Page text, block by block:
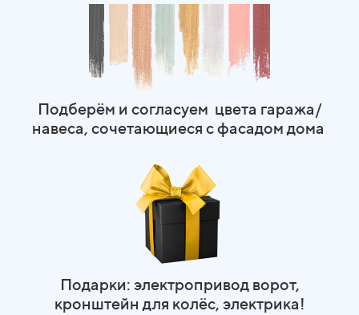
Подберём и согласуем цвета гаража/
навеса, сочетающиеся с фасадом дома
Подарки: электропривод ворот,
кронштейн для колёс, электрика!